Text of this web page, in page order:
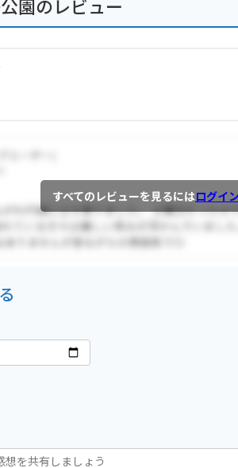
園のレビュー
すべてのレビューを見るにはログイン